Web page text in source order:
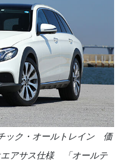
ック・オールトレイン 価
アサス仕様 「オールテ